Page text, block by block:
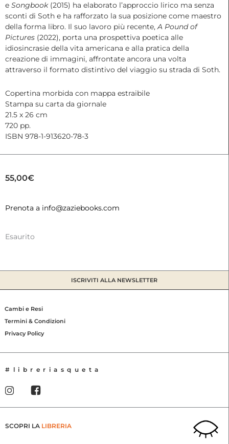
e Songbook(2015) ha elaborato l’approccio lirico ma senza
sconti di Soth e ha rafforzato la sua posizione come maestro
della forma libro. Il suo lavoro più recente,A Pound of
Pictures (2022), porta una prospettiva poetica alle
idiosincrasie della vita americana e alla pratica della
creazione di immagini, affrontate ancora una volta
attraverso il formato distintivo del viaggio su strada di Soth.
Copertina morbida con mappa estraibile
Stampa su carta da giornale
21.5 x 26 cm
720 pp.
ISBN 978-1-913620-78-3
55,00€
Prenota a info@zaziebooks.com
Esaurito
ISCRIVITI ALLA NEWSLETTER
Cambi e Resi
Termini & Condizioni
Privacy Policy
#libreriasqueta
SCOPRI LA LIBRERIA